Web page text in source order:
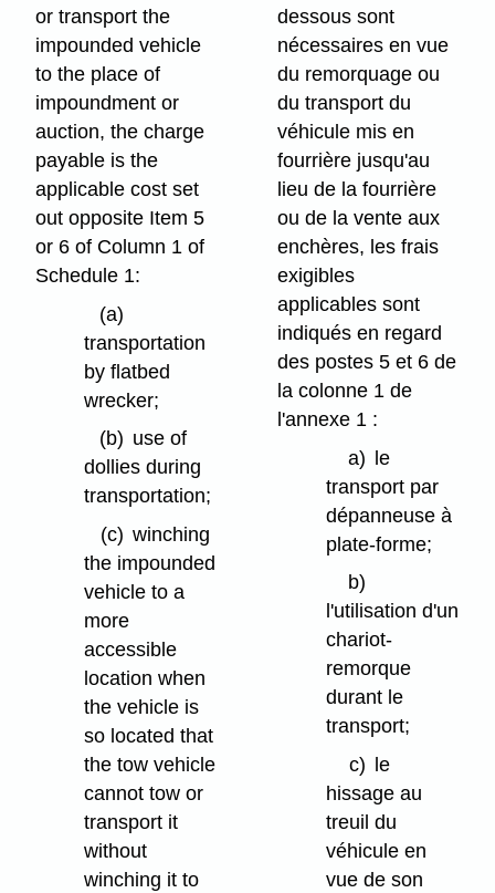
or transport the
impounded vehicle
to the place of
impoundment or
auction, the charge
payable is the
applicable cost set
out opposite Item 5
or 6 of Column 1 of
Schedule 1:
(a)
transportation
by flatbed
wrecker;
(b) use of
dollies during
transportation;
(c) winching
the impounded
vehicle to a
more
accessible
location when
the vehicle is
so located that
the tow vehicle
cannot tow or
transport it
without
winching it to
dessous sont
nécessaires en vue
du remorquage ou
du transport du
véhicule mis en
fourrière jusqu'au
lieu de la fourrière
ou de la vente aux
enchères, les frais
exigibles
applicables sont
indiqués en regard
des postes 5 et 6 de
la colonne 1 de
l'annexe 1 :
a) le
transport par
dépanneuse à
plate-forme;
b)
l'utilisation d'un
chariot-
remorque
durant le
transport;
c)
le
hissage au
treuil du
véhicule en
vue de son